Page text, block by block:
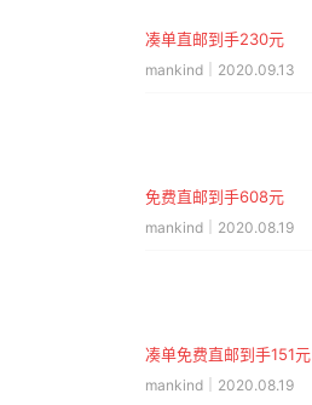
凑单直邮到手230元
mankind｜2020.09.13
免费直邮到手608元
mankind｜2020.08.19
凑单免费直邮到手151元
mankind｜2020.08.19